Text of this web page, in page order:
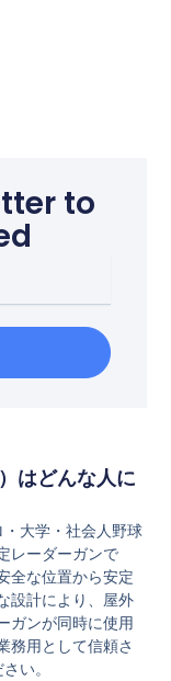
to
はどんな人に
大学・社会人野球
レーダーガンで
全な位置から安定
設計により、屋外
ガンが同時に使用
務用として信頼さ
い。